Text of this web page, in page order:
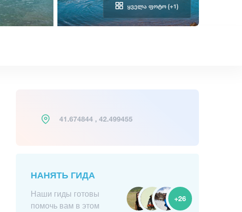
ᲧᲕᲔᲚᲐ ᲤᲝᲢᲝ (+1)
41.674844 , 42.499455
НАНЯТЬ ГИДА
Наши гиды готовы
помочь вам в этом
+26